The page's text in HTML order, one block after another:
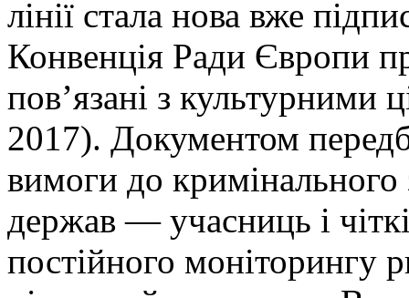
лінії стала нова вже
Конвенція Ради Європи
пов’язані з культурними
2017). Документом
вимоги до кримінального
держав — учасниць і
постійного моніторингу